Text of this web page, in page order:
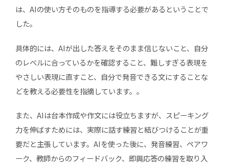
は、AIの使い方そのものを指導する必要があるということで
した。
具体的には、AIが出した答えをそのまま信じないこと、自分
のレベルに合っているかを確認すること、難しすぎる表現を
やさしい表現に直すこと、自分で発音できる文にすることな
どを教える必要性を指摘しています。。
また、AIは台本作成や作文には役立ちますが、スピーキング
力を伸ばすためには、実際に話す練習と結びつけることが重
要だと主張しています。AIを使った後に、発音練習、ペアワ
ーク、教師からのフィードバック、即興応答の練習を取り入